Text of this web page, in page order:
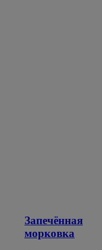
Запечённая
морковка